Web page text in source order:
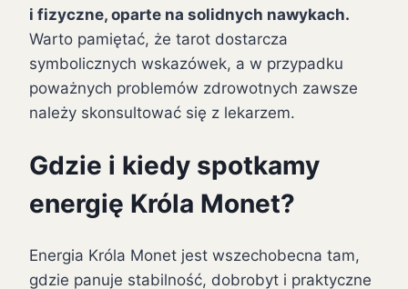
i fizyczne, oparte na solidnych nawykach.
Warto pamiętać, że tarot dostarcza
symbolicznych wskazówek, a w przypadku
poważnych problemów zdrowotnych zawsze
należy skonsultować się z lekarzem.
Gdzie i kiedy spotkamy
energię Króla Monet?
Energia Króla Monet jest wszechobecna tam,
gdzie panuje stabilność, dobrobyt i praktyczne